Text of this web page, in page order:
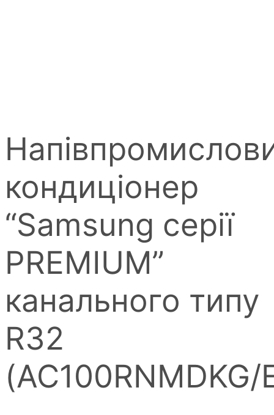
кондиціонер
“Samsung серії
PREMIUM”
канального типу
R32
(AC100RNMDKG/